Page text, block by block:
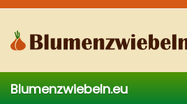
Skip
main
content
Blumenzwiebeln.eu